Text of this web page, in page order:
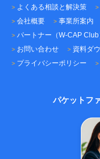
よくある相談と解決策
会社概要
事業所案内
パートナー（W-CAP Club
お問い合わせ
資料ダ
プライバシーポリシー
パケットフ
東京